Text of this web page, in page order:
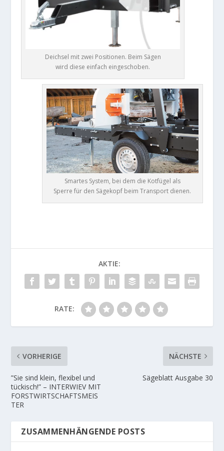
Deichsel mit zwei Positionen. Beim Sägen
wird diese einfach eingeschoben.
Smartes System, bei dem die Kotfügel als
Sperre für den Sägekopf beim Transport dienen.
AKTIE:
RATE:
VORHERIGE
”Sie sind klein, flexibel und
tückisch!” – INTERWIEV MIT
FORSTWIRTSCHAFTSMEIS
TER
NÄCHSTE
Sägeblatt Ausgabe 30
ZUSAMMENHÄNGENDE POSTS